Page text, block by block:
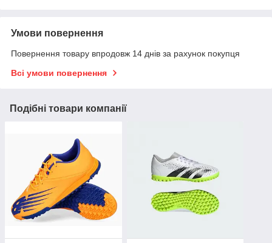
Умови повернення
Повернення товару впродовж 14 днів за рахунок покупця
Всі умови повернення
Подібні товари компанії